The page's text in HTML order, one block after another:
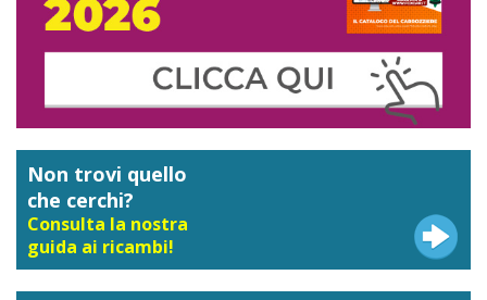
Non trovi quello
che cerchi?
Consulta la nostra
guida ai ricambi!